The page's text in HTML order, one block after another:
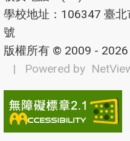
學校地址：106347 臺
號
版權所有 © 2009 - 2026
| Powered by